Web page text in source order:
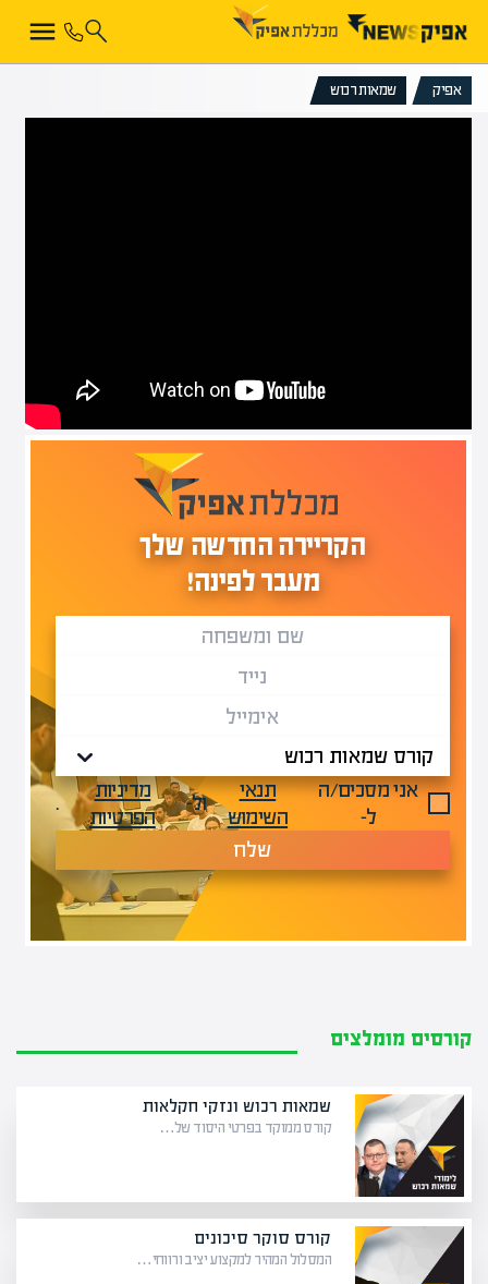
אפיק שמאות רכוש
הקריירה החדשה שלך
מעבר לפינה!
אני מסכים/ה
ל-
תנאי
השימוש
ול-
מדיניות
הפרטיות
.
שלח
קורסים מומלצים
שמאות רכוש ונזקי חקלאות
קורס ממוקד בפרטי היסוד של…
קורס סוקר סיכונים
המסלול המהיר למקצוע יציב ורווחי…